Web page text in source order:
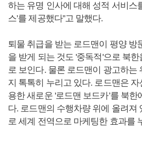
하는 유명 인사에 대해 성적 서비스
스’를 제공했다”고 말했다.
퇴물 취급을 받는 로드맨이 평양 방
을 받게 되는 것도 '중독적'으로 북
로 보인다. 물론 로드맨이 광고하는
지 톡톡히 누리고 있다. 로드맨은
용한 새로운 '로드맨 보드카’를 북한
다. 로드맨의 수행차량 위에 올려져
로 세계 전역으로 마케팅한 효과를